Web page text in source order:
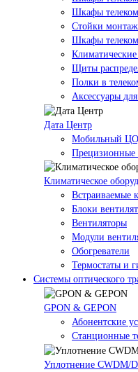
Шкафы
Стойки
Шкафы
Щиты
Полки в
Аксессуары
Дата Центр
Мобильный
Прецизионные
Климатичeское
Встраиваемые
Блоки
Вентиляторы
Модули
Обогреватели
Термостаты и
Системы оптического
GPON & GEPON
Абонентские
Станционные
Уплотнение CWDM/